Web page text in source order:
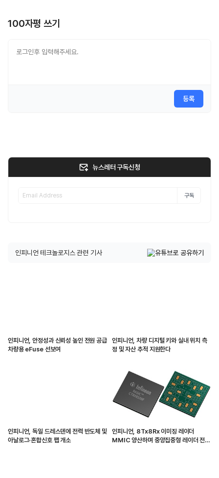
100자평 쓰기
등록
뉴스레터 구독신청
구독
인피니언 테크놀로지스 관련 기사
인피니언, 안정성과 신뢰성 높인 전원 공급
차량용 eFuse 선보여
인피니언, 차량 디지털 키와 실내 위치 측
정 및 자산 추적 지원한다
인피니언, 독일 드레스덴에 전력 반도체 및
아날로그·혼합신호 팹 개소
인피니언, 8Tx8Rx 이미징 레이더
MMIC 양산하며 중앙집중형 레이더 전환